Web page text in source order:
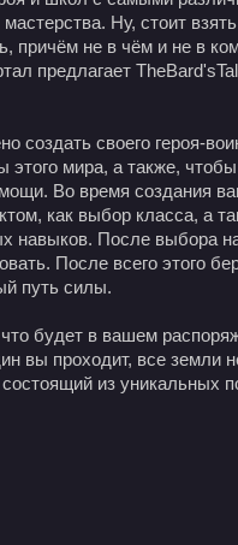
Ну, стоит
причём не в чём и не в
предлагает
создать своего героя-
этого мира, а также,
Во время создания
как выбор класса, а
навыков. После выбора
После всего этого
путь силы.
будет в вашем
вы проходит, все земли
из уникальных